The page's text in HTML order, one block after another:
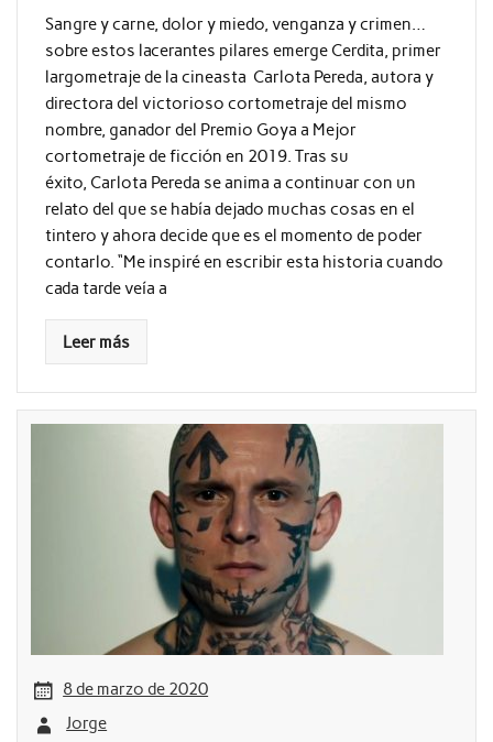
Sangre y carne, dolor y miedo, venganza y crimen…
sobre estos lacerantes pilares emerge Cerdita, primer
largometraje de la cineasta Carlota Pereda, autora y
directora del victorioso cortometraje del mismo
nombre, ganador del Premio Goya a Mejor
cortometraje de ficción en 2019. Tras su
éxito, Carlota Pereda se anima a continuar con un
relato del que se había dejado muchas cosas en el
tintero y ahora decide que es el momento de poder
contarlo. “Me inspiré en escribir esta historia cuando
cada tarde veía a
Leer más
8 de marzo de 2020
Jorge